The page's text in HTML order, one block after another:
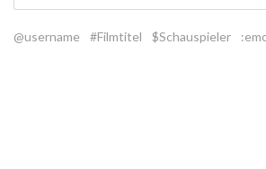
@username #Filmtitel $Schauspieler